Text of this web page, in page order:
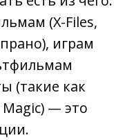
(X-Files,
играм
(такие как
— это